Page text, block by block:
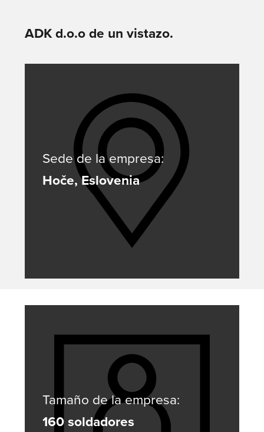
ADK d.o.o de un vistazo.
Sede de la empresa:
Hoče, Eslovenia
Tamaño de la empresa:
160 soldadores